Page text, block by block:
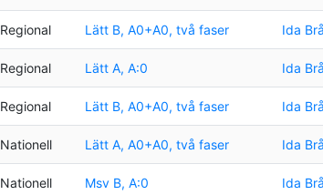
Regional Lätt B, A0+A0, två faser Ida
Regional Lätt A, A:0 Ida
Regional Lätt B, A0+A0, två faser Ida
Nationell Lätt A, A0+A0, två faser Ida
Nationell Msv B, A:0 Ida